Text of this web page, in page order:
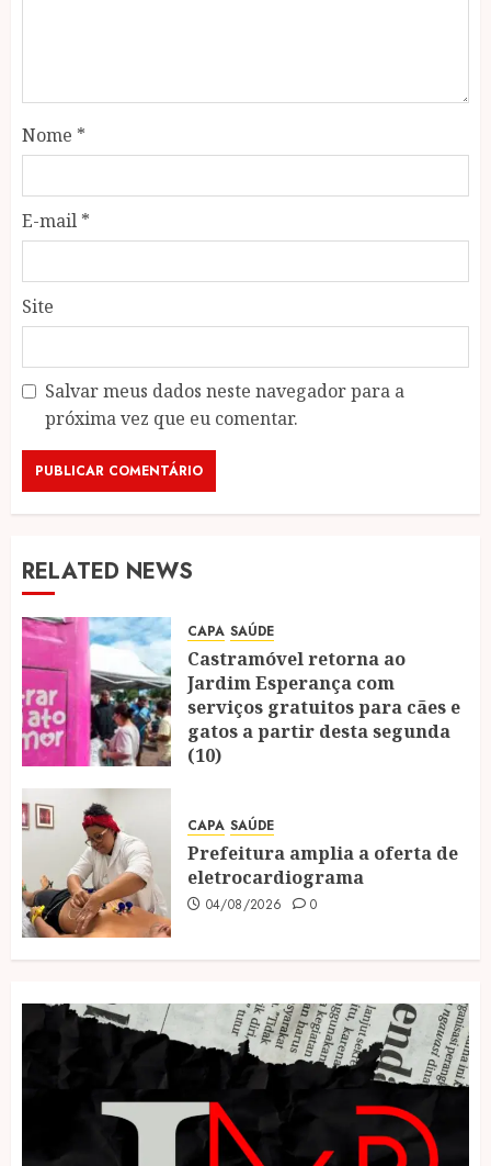
Nome *
E-mail *
Site
Salvar meus dados neste navegador para a
próxima vez que eu comentar.
RELATED NEWS
CAPA SAÚDE
Castramóvel retorna ao
Jardim Esperança com
serviços gratuitos para cães e
gatos a partir desta segunda
(10)
CAPA SAÚDE
Prefeitura amplia a oferta de
eletrocardiograma
04/08/2026 0